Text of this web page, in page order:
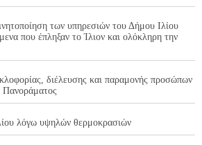
των υπηρεσιών του Δήμου Ιλίου
που έπληξαν το Ίλιον και ολόκληρη την
διέλευσης και παραμονής προσώπων
Πανοράματος
λόγω υψηλών θερμοκρασιών